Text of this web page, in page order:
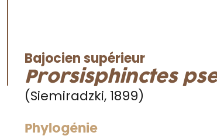
Bajocien supérieur
Prorsisphinctes
(Siemiradzki, 1899)
Phylogénie